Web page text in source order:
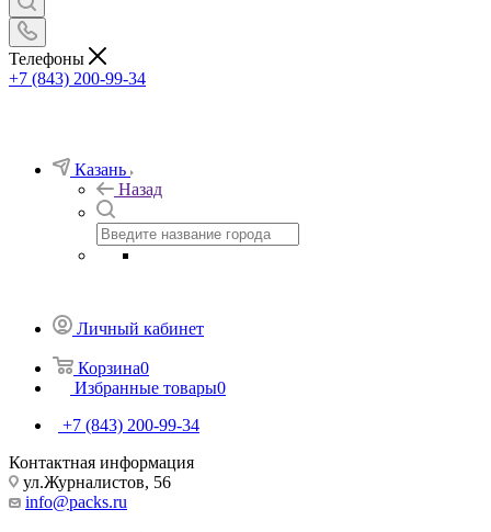
Телефоны
+7 (843) 200-99-34
Казань
Назад
Личный кабинет
Корзина0
Избранные товары0
+7 (843) 200-99-34
Контактная информация
ул.Журналистов, 56
info@packs.ru